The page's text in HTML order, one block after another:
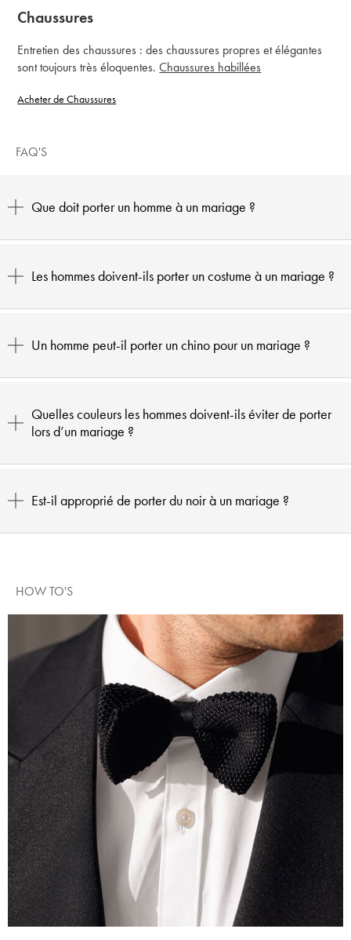
Chaussures
Entretien des chaussures : des chaussures propres et élégantes
sont toujours très éloquentes.Chaussures habillées
Acheter de Chaussures
FAQ'S
Que doit porter un homme à un mariage ?
Les hommes doivent-ils porter un costume à un mariage ?
Un homme peut-il porter un chino pour un mariage ?
Quelles couleurs les hommes doivent-ils éviter de porter
lors d’un mariage ?
Est-il approprié de porter du noir à un mariage ?
HOW TO'S